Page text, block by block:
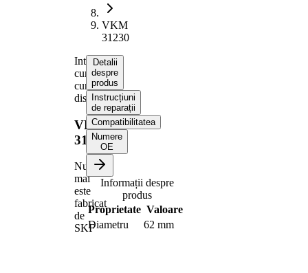
VKM
31230
Intinzator
curea,
curea
distributie
VKM
31230
Nu
mai
este
fabricat
de
SKF
Detalii
despre
produs
Instrucțiuni
de reparații
Compatibilitatea
Numere
OE
Informații despre
produs
Proprietate Valoare
Diametru
62 mm